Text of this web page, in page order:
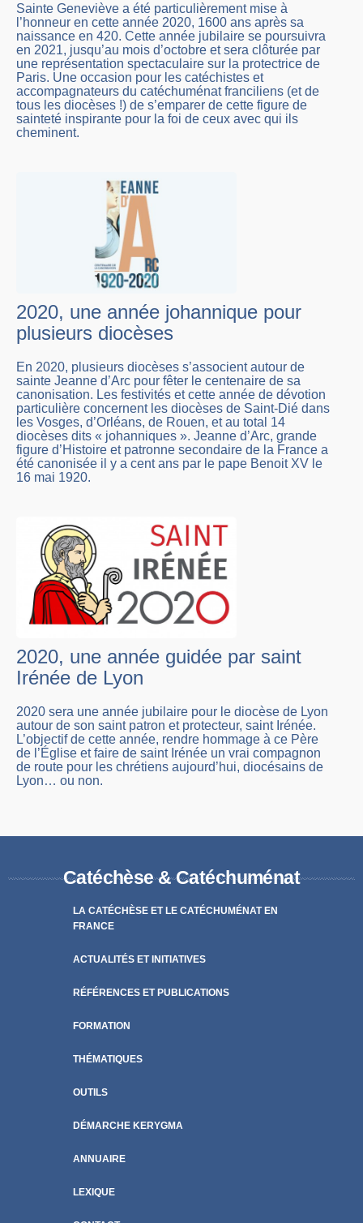
Sainte Geneviève a été particulièrement mise à
l’honneur en cette année 2020, 1600 ans après sa
naissance en 420. Cette année jubilaire se poursuivra
en 2021, jusqu’au mois d’octobre et sera clôturée par
une représentation spectaculaire sur la protectrice de
Paris. Une occasion pour les catéchistes et
accompagnateurs du catéchuménat franciliens (et de
tous les diocèses !) de s’emparer de cette figure de
sainteté inspirante pour la foi de ceux avec qui ils
cheminent.
2020, une année johannique pour
plusieurs diocèses
En 2020, plusieurs diocèses s’associent autour de
sainte Jeanne d’Arc pour fêter le centenaire de sa
canonisation. Les festivités et cette année de dévotion
particulière concernent les diocèses de Saint-Dié dans
les Vosges, d’Orléans, de Rouen, et au total 14
diocèses dits « johanniques ». Jeanne d’Arc, grande
figure d’Histoire et patronne secondaire de la France a
été canonisée il y a cent ans par le pape Benoit XV le
16 mai 1920.
2020, une année guidée par saint
Irénée de Lyon
2020 sera une année jubilaire pour le diocèse de Lyon
autour de son saint patron et protecteur, saint Irénée.
L’objectif de cette année, rendre hommage à ce Père
de l’Église et faire de saint Irénée un vrai compagnon
de route pour les chrétiens aujourd’hui, diocésains de
Lyon… ou non.
Catéchèse & Catéchuménat
LA CATÉCHÈSE ET LE CATÉCHUMÉNAT EN
FRANCE
ACTUALITÉS ET INITIATIVES
RÉFÉRENCES ET PUBLICATIONS
FORMATION
THÉMATIQUES
OUTILS
DÉMARCHE KERYGMA
ANNUAIRE
LEXIQUE